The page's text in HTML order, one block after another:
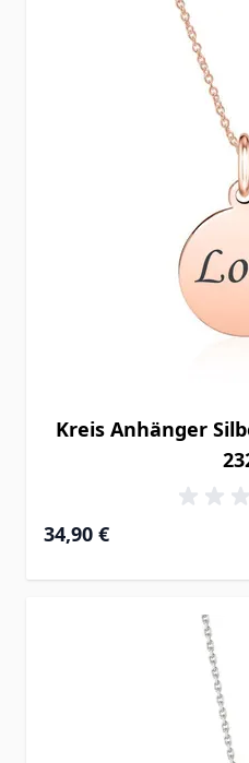
Kreis Anhänger
34,90 €